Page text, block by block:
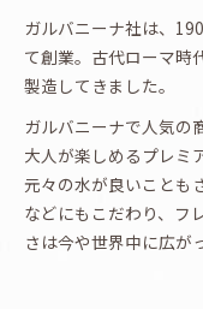
ガルバニーナ社は、
て創業。古代ローマ時
製造してきました。
ガルバニーナで人気の
大人が楽しめるプレミ
元々の水が良いことも
などにもこだわり、フ
さは今や世界中に広が